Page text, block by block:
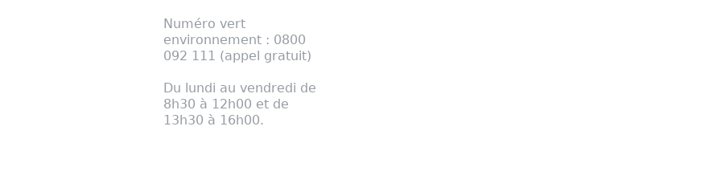
Numéro vert
environnement : 0800
092 111 (appel gratuit)
Du lundi au vendredi de
8h30 à 12h00 et de
13h30 à 16h00.